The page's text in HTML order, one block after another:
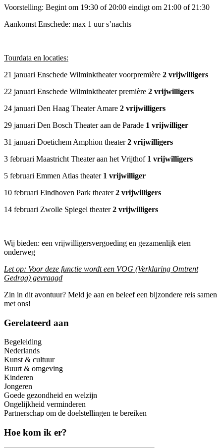
Voorstelling: Begint om 19:30 of 20:00 eindigt om 21:00 of 21:30
Aankomst Enschede: max 1 uur s’nachts
Tourdata en locaties:
21 januari Enschede Wilminktheater voorpremière 2 vrijwilligers
22 januari Enschede Wilminktheater première 2 vrijwilligers
24 januari Den Haag Theater Amare 2 vrijwilligers
29 januari Den Bosch Theater aan de Parade 1 vrijwilliger
31 januari Doetichem Amphion theater2 vrijwilligers
3 februari Maastricht Theater aan het Vrijthof 1 vrijwilligers
5 februari Emmen Atlas theater 1 vrijwilliger
10 februari Eindhoven Park theater2 vrijwilligers
14 februari Zwolle Spiegel theater2 vrijwilligers
Wij bieden: een vrijwilligersvergoeding en gezamenlijk eten
onderweg
Let op: Voor deze functie wordt een VOG (Verklaring Omtrent
Gedrag) gevraagd
Zin in dit avontuur? Meld je aan en beleef een bijzondere reis samen
met ons!
Gerelateerd aan
Begeleiding
Nederlands
Kunst & cultuur
Buurt & omgeving
Kinderen
Jongeren
Goede gezondheid en welzijn
Ongelijkheid verminderen
Partnerschap om de doelstellingen te bereiken
Hoe kom ik er?